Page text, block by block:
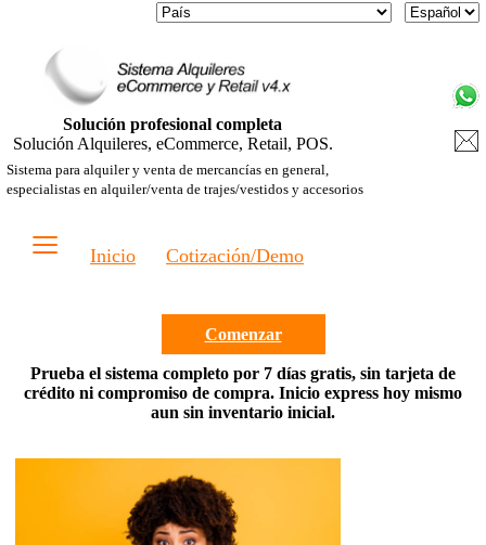
Solución profesional completa
Solución Alquileres, eCommerce, Retail, POS.
Sistema para alquiler y venta de mercancías en general,
especialistas en alquiler/venta de trajes/vestidos y accesorios
≡ Inicio Cotización/Demo
Comenzar
Prueba el sistema completo por 7 días gratis, sin tarjeta de
crédito ni compromiso de compra. Inicio express hoy mismo
aun sin inventario inicial.